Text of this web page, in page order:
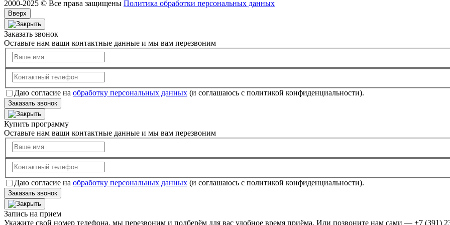
2000-2025 © Все права защищены Политика обработки персональных данных
Вверх
Заказать звонок
Оставьте нам ваши контактные данные и мы вам перезвоним
Даю согласие на обработку персональных данных (и соглашаюсь с политикой конфиденциальности).
Заказать звонок
Купить программу
Оставьте нам ваши контактные данные и мы вам перезвоним
Даю согласие на обработку персональных данных (и соглашаюсь с политикой конфиденциальности).
Заказать звонок
Запись на прием
Укажите свой номер телефона, мы перезвоним и подберём для вас удобное время приёма. Или позвоните нам сами — +7 (391)